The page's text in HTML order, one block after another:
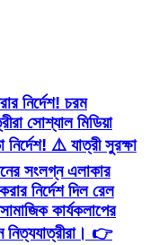
নির্দেশ! চরম
সোশ্যাল মিডিয়া
⚠️ যাত্রী সুরক্ষা
সংলগ্ন এলাকার
নির্দেশ দিল রেল
কার্যকলাপের
নিত্যযাত্রীরা। 👉